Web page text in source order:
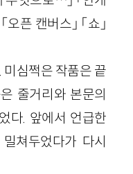
오픈 캔버스」 「쇼」
심쩍은 작품은 끝
줄거리와 본문의
다. 앞에서 언급한
쳐두었다가 다시